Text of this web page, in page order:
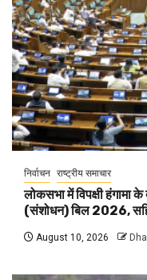
निर्वाचन राष्ट्रीय समाचार
लोकसभा में विपक्षी हंगामा
(संशोधन) बिल 2026,
August 10, 2026